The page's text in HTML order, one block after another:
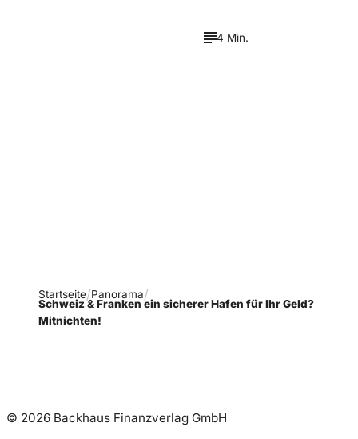
4 Min.
Startseite Panorama
Schweiz & Franken ein sicherer Hafen für Ihr Geld?
Mitnichten!
© 2026 Backhaus Finanzverlag GmbH